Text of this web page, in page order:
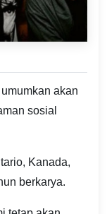
akan
sosial
Kanada,
berkarya.